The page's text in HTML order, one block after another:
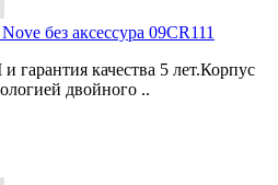
без аксессура 09CR111
гарантия качества 5 лет.Корпус
двойного ..